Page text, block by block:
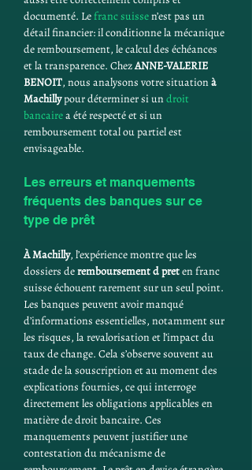
documenté. Le franc suisse n’est pas un
détail financier: il conditionne la mécanique
de remboursement, le calcul des échéances
et la transparence. Chez ANNE-VALERIE
BENOIT, nous analysons votre situation à
Machilly pour déterminer si un droit
bancaire a été respecté et si un
remboursement total ou partiel est
envisageable.
Les erreurs et manquements
fréquents des banques sur ce
type de prêt
À Machilly, l’expérience montre que les
dossiers de remboursement d pret en franc
suisse échouent rarement sur un seul point.
Les banques peuvent avoir manqué
d’informations essentielles, notamment sur
les risques, la revalorisation et l’impact du
taux de change. Cela s’observe souvent au
stade de la souscription et au moment des
explications fournies, ce qui interroge
directement les obligations applicables en
matière de droit bancaire. Ces
manquements peuvent justifier une
contestation du mécanisme de